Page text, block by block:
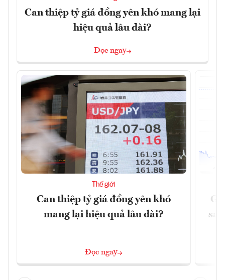
Can thiệp tỷ giá đồng yên khó mang lại
hiệu quả lâu dài?
Đọc ngay
Thế giới
Can thiệp tỷ giá đồng yên khó
mang lại hiệu quả lâu dài?
Đọc ngay